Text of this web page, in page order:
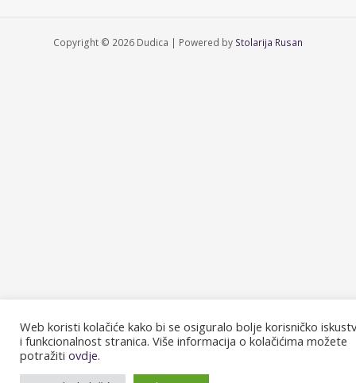
Copyright © 2026 Dudica | Powered by Stolarija Rusan
Web koristi kolačiće kako bi se osiguralo bolje korisničko
i funkcionalnost stranica. Više informacija o kolačićima možete
potražiti ovdje.